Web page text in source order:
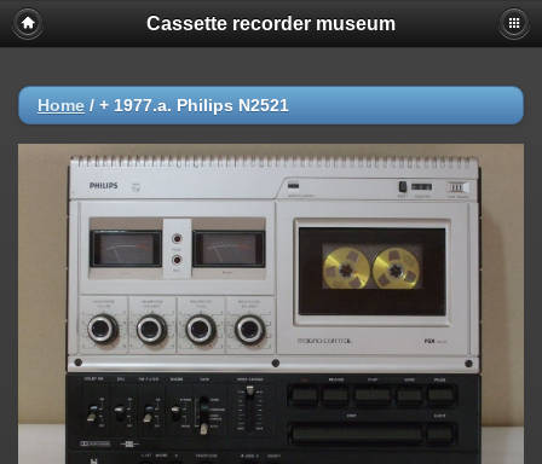
Cassette recorder museum
Home / + 1977.a. Philips N2521